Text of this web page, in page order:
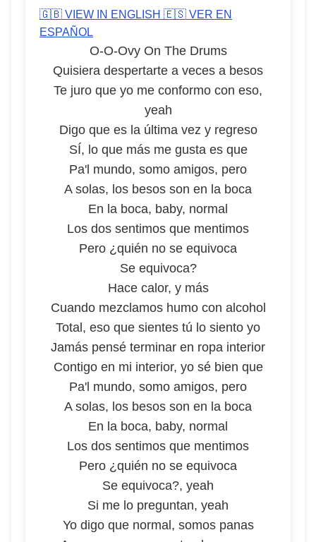
🇬🇧 VIEW IN ENGLISH 🇪🇸 VER EN
ESPAÑOL
O-O-Ovy On The Drums
Quisiera despertarte a veces a besos
Te juro que yo me conformo con eso,
yeah
Digo que es la última vez y regreso
SÍ, lo que más me gusta es que
Pa'l mundo, somo amigos, pero
A solas, los besos son en la boca
En la boca, baby, normal
Los dos sentimos que mentimos
Pero ¿quién no se equivoca
Se equivoca?
Hace calor, y más
Cuando mezclamos humo con alcohol
Total, eso que sientes tú lo siento yo
Jamás pensé terminar en ropa interior
Contigo en mi interior, yo sé bien que
Pa'l mundo, somo amigos, pero
A solas, los besos son en la boca
En la boca, baby, normal
Los dos sentimos que mentimos
Pero ¿quién no se equivoca
Se equivoca?, yeah
Si me lo preguntan, yeah
Yo digo que normal, somos panas